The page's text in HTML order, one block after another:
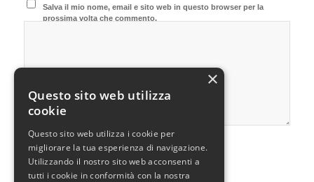
Salva il mio nome, email e sito web in questo browser per la
prossima volta che commento.
×
Questo sito web utilizza
cookie
Questo sito web utilizza i cookie per
migliorare la tua esperienza di navigazione.
Utilizzando il nostro sito web acconsenti a
tutti i cookie in conformità con la nostra